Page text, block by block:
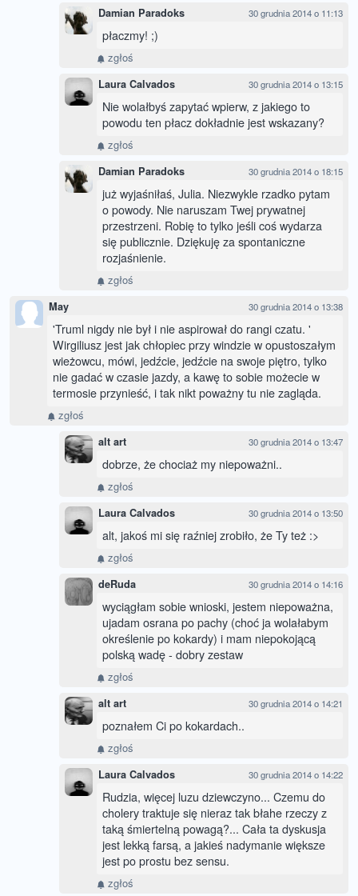
Damian Paradoks 30 grudnia 2014 o 11:13
płaczmy! ;)
zgłoś
Laura Calvados 30 grudnia 2014 o 13:15
Nie wolałbyś zapytać wpierw, z jakiego to
powodu ten płacz dokładnie jest wskazany?
zgłoś
Damian Paradoks 30 grudnia 2014 o 18:15
już wyjaśniłaś, Julia. Niezwykle rzadko pytam
o powody. Nie naruszam Twej prywatnej
przestrzeni. Robię to tylko jeśli coś wydarza
się publicznie. Dziękuję za spontaniczne
rozjaśnienie.
zgłoś
May 30 grudnia 2014 o 13:38
'Truml nigdy nie był i nie aspirował do rangi czatu. '
Wirgiliusz jest jak chłopiec przy windzie w opustoszałym
wieżowcu, mówi, jedźcie, jedźcie na swoje piętro, tylko
nie gadać w czasie jazdy, a kawę to sobie możecie w
termosie przynieść, i tak nikt poważny tu nie zagląda.
zgłoś
alt art 30 grudnia 2014 o 13:47
dobrze, że chociaż my niepoważni..
zgłoś
Laura Calvados 30 grudnia 2014 o 13:50
alt, jakoś mi się raźniej zrobiło, że Ty też :>
zgłoś
deRuda 30 grudnia 2014 o 14:16
wyciągłam sobie wnioski, jestem niepoważna,
ujadam osrana po pachy (choć ja wolałabym
określenie po kokardy) i mam niepokojącą
polską wadę - dobry zestaw
zgłoś
alt art 30 grudnia 2014 o 14:21
poznałem Ci po kokardach..
zgłoś
Laura Calvados 30 grudnia 2014 o 14:22
Rudzia, więcej luzu dziewczyno... Czemu do
cholery traktuje się nieraz tak błahe rzeczy z
taką śmiertelną powagą?... Cała ta dyskusja
jest lekką farsą, a jakieś nadymanie większe
jest po prostu bez sensu.
zgłoś